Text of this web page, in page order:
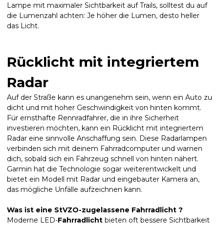
Lampe mit maximaler Sichtbarkeit auf Trails, solltest du auf
die Lumenzahl achten: Je höher die Lumen, desto heller
das Licht.
Rücklicht mit integriertem
Radar
Auf der Straße kann es unangenehm sein, wenn ein Auto zu
dicht und mit hoher Geschwindigkeit von hinten kommt.
Für ernsthafte Rennradfahrer, die in ihre Sicherheit
investieren möchten, kann ein Rücklicht mit integriertem
Radar eine sinnvolle Anschaffung sein. Diese Radarlampen
verbinden sich mit deinem Fahrradcomputer und warnen
dich, sobald sich ein Fahrzeug schnell von hinten nähert.
Garmin hat die Technologie sogar weiterentwickelt und
bietet ein Modell mit Radar und eingebauter Kamera an,
das mögliche Unfälle aufzeichnen kann.
Was ist eine StVZO-zugelassene Fahrradlicht ?
Moderne LED-Fahrradlicht bieten oft bessere Sichtbarkeit